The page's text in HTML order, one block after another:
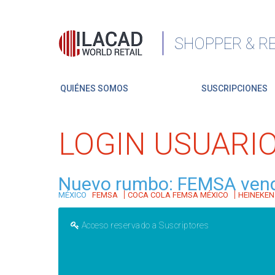
SHOPPER &
QUIÉNES SOMOS SUSCRIPCIONES
LOGIN
Nuevo rumbo: FEMSA
MÉXICO FEMSA |COCA COLA FEMSA MÉXICO | HEINEKEN
Acceso reservado a Suscriptores